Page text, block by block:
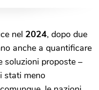
nel 2024, dopo due
anche a quantificare
soluzioni proposte –
stati meno